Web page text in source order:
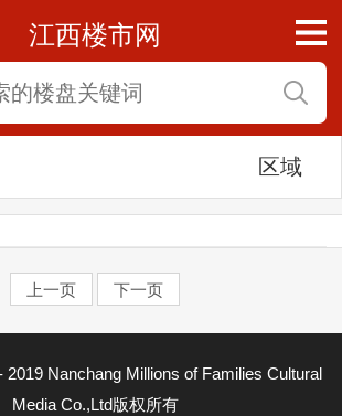
江西楼市网
区域
上一页 下一页
Nanchang Millions of Families Cultural
Media Co.,Ltd版权所有
东湖区
西湖区